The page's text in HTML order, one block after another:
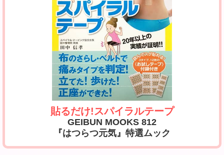
貼るだけ!スパイラルテープ
GEIBUN MOOKS 812
『はつらつ元気』特選ムック